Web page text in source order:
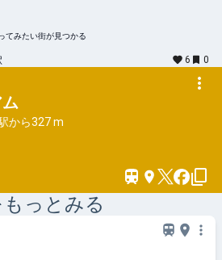
てみたい街が見つかる
6
0
から327 m
っとみる